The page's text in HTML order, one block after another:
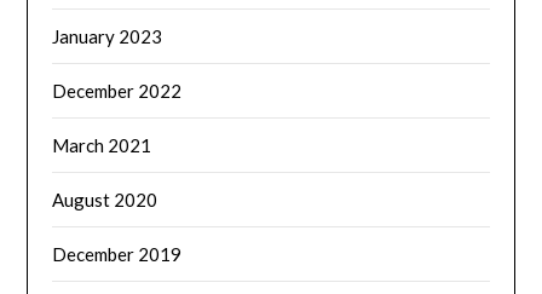
January 2023
December 2022
March 2021
August 2020
December 2019